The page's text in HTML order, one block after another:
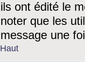
ils ont édité le
noter que les
message une
Haut